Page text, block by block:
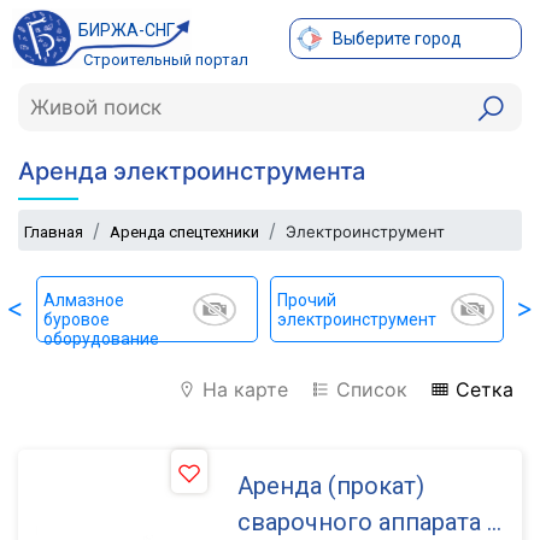
БИРЖА-СНГ
Строительный портал
Выберите город
Аренда электроинструмента
Главная Аренда спецтехники Электроинструмент
<
Алмазное
буровое
оборудование
Прочий
электроинструмент
>
На карте Список Сетка
Аренда (прокат)
сварочного аппарата (